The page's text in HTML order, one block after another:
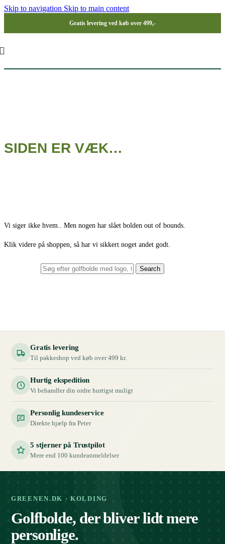
Skip to navigation Skip to main content
Gratis levering ved køb over 499,-
SIDEN ER VÆK…
Vi siger ikke hvem.. Men nogen har slået bolden out of bounds.
Klik videre på shoppen, så har vi sikkert noget andet godt.
Search
Gratis levering
Til pakkeshop ved køb over 499 kr.
Hurtig ekspedition
Vi behandler din ordre hurtigst muligt
Personlig kundeservice
Direkte hjælp fra Peter
5 stjerner på Trustpilot
Mere end 100 kundeanmeldelser
GREENEN.DK · KOLDING
Golfbolde, der bliver lidt mere
personlige.